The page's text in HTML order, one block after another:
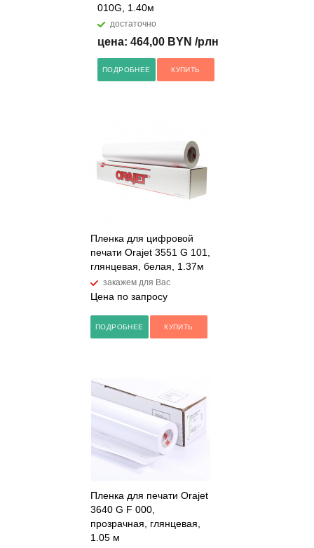
010G, 1.40м
достаточно
цена: 464,00 BYN /рлн
ПОДРОБНЕЕ КУПИТЬ
Пленка для цифровой
печати Orajet 3551 G 101,
глянцевая, белая, 1.37м
закажем для Вас
Цена по запросу
ПОДРОБНЕЕ КУПИТЬ
Пленка для печати Orajet
3640 G F 000,
прозрачная, глянцевая,
1.05 м